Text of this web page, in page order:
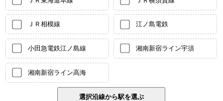
ＪＲ相模線 江ノ島電鉄
小田急電鉄江ノ島線 湘南新宿ライン宇須
湘南新宿ライン高海